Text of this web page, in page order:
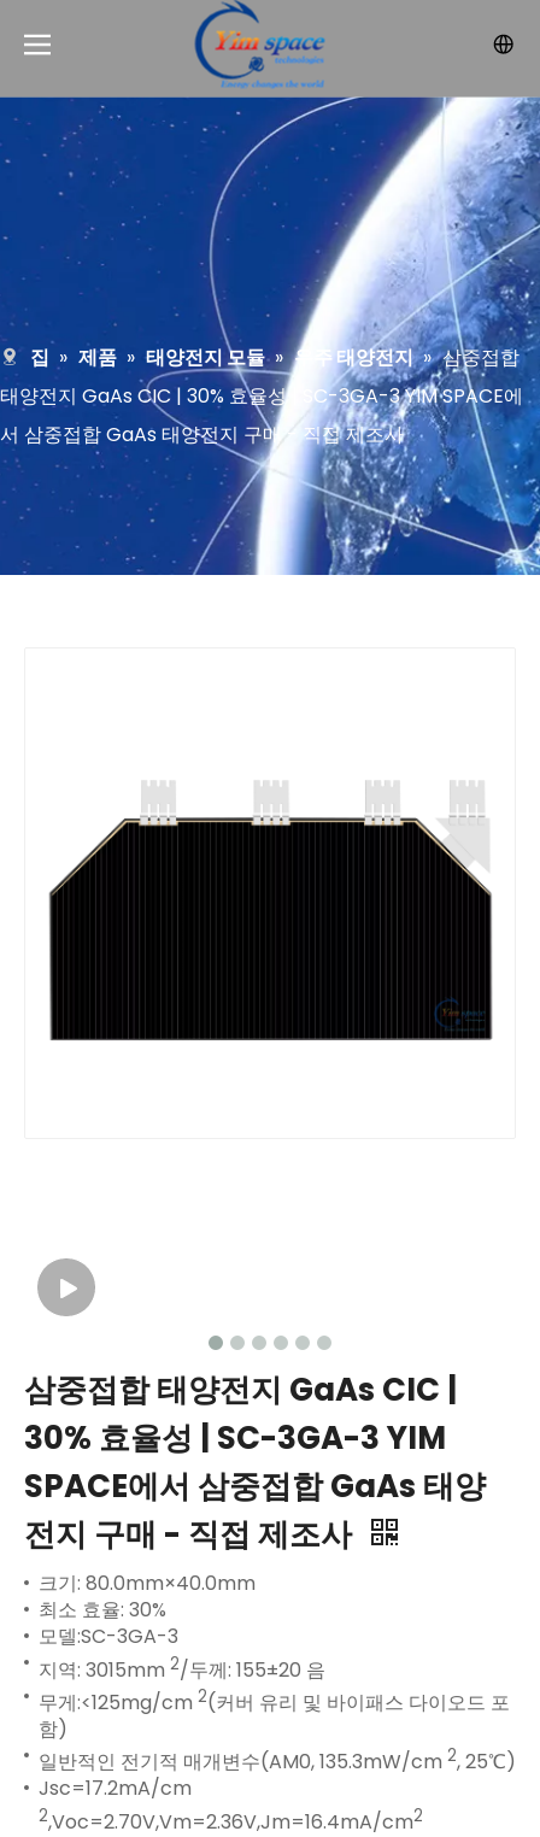
집 » 제품 » 태양전지 모듈 » 우주 태양전지 » 삼중접합
태양전지 GaAs CIC | 30% 효율성 | SC-3GA-3 YIM SPACE에
서 삼중접합 GaAs 태양전지 구매 - 직접 제조사
삼중접합 태양전지 GaAs CIC |
30% 효율성 | SC-3GA-3 YIM
SPACE에서 삼중접합 GaAs 태양
전지 구매 - 직접 제조사
크기: 80.0mm×40.0mm
최소 효율: 30%
모델:SC-3GA-3
지역: 3015mm 2/두께: 155±20 음
무게:<125mg/cm 2(커버 유리 및 바이패스 다이오드 포
함)
일반적인 전기적 매개변수(AM0, 135.3mW/cm 2, 25℃)
Jsc=17.2mA/cm
2,Voc=2.70V,Vm=2.36V,Jm=16.4mA/cm2